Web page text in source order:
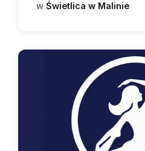
w Świetlica w Malinie